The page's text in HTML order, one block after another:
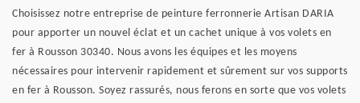
Choisissez notre entreprise de peinture ferronnerie Artisan DARIA
pour apporter un nouvel éclat et un cachet unique à vos volets en
fer à Rousson 30340. Nous avons les équipes et les moyens
nécessaires pour intervenir rapidement et sûrement sur vos supports
en fer à Rousson. Soyez rassurés, nous ferons en sorte que vos volets